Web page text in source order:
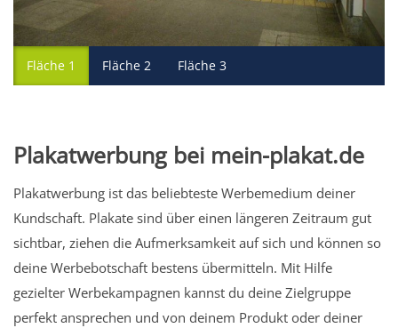
Fläche 1 Fläche 2 Fläche 3
Plakatwerbung bei mein-plakat.de
Plakatwerbung ist das beliebteste Werbemedium deiner
Kundschaft. Plakate sind über einen längeren Zeitraum gut
sichtbar, ziehen die Aufmerksamkeit auf sich und können so
deine Werbebotschaft bestens übermitteln. Mit Hilfe
gezielter Werbekampagnen kannst du deine Zielgruppe
perfekt ansprechen und von deinem Produkt oder deiner